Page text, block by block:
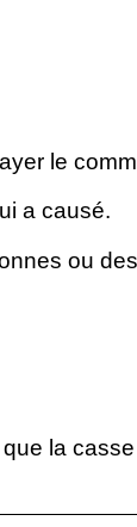
le
a causé.
ou
la